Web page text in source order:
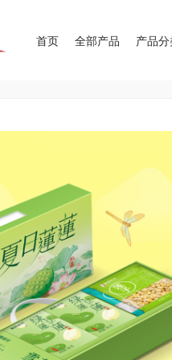
首页 全部产品 产品